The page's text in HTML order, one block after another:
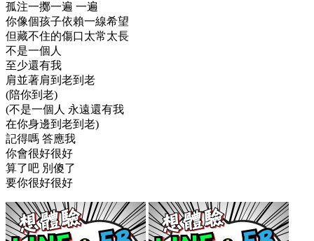
孤注一擲一遍 一遍
你像個孩子依賴一線希望
但藏不住的傷口太常太長
不是一個人
至少還有我
肩並著肩到老到老
(陪你到老)
(不是一個人 永遠還有我
在你身邊到老到老)
記得嗎 答應我
你會很好很好
算了吧 別傻了
要你很好很好